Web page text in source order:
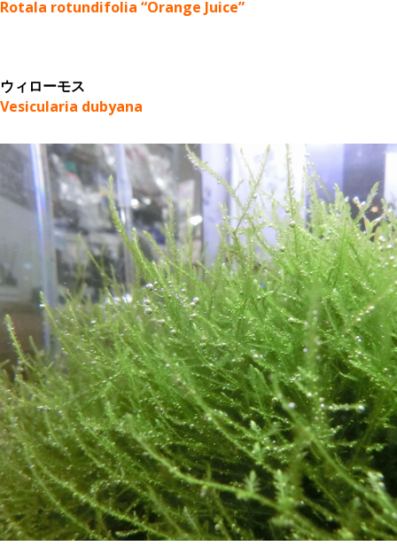
Rotala rotundifolia “Orange Juice”
ウィローモス
Vesicularia dubyana